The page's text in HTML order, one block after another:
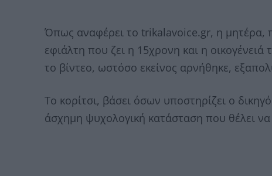
Όπως αναφέρει το trikalavoice.gr, η μητέρα,
εφιάλτη που ζει η 15χρονη και η
το βίντεο, ωστόσο εκείνος αρνήθηκε,
Το κορίτσι, βάσει όσων υποστηρίζει ο
άσχημη ψυχολογική κατάσταση που θέλει